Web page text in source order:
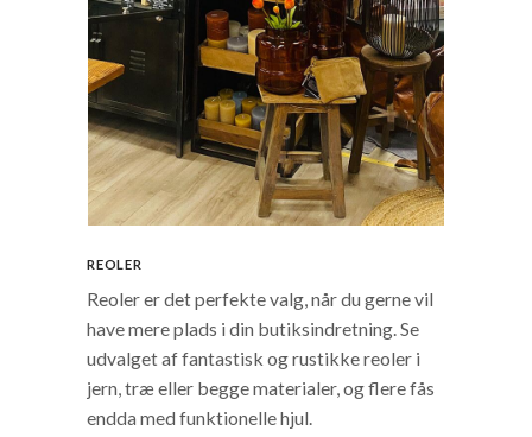
REOLER
Reoler er det perfekte valg, når du gerne vil
have mere plads i din butiksindretning. Se
udvalget af fantastisk og rustikke reoler i
jern, træ eller begge materialer, og flere fås
endda med funktionelle hjul.